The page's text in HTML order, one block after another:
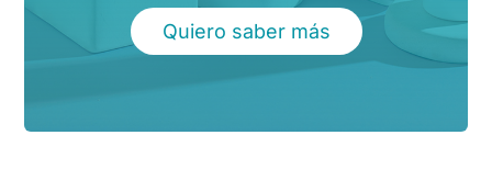
Quiero saber más